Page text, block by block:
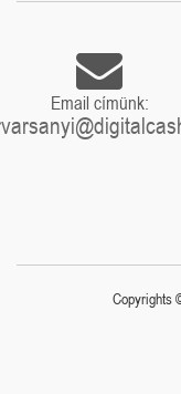
Email címünk:
Copyrights